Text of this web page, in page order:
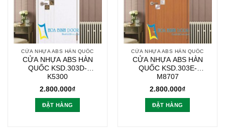
CỬA NHỰA ABS HÀN QUỐC
CỬA NHỰA ABS HÀN
QUỐC KSD.303D-
K5300
2.800.000₫
ĐẶT HÀNG
CỬA NHỰA ABS HÀN QUỐC
CỬA NHỰA ABS HÀN
QUỐC KSD.303E-
M8707
2.800.000₫
ĐẶT HÀNG